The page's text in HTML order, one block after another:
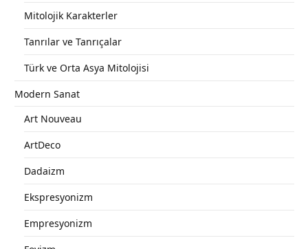
Mitolojik Karakterler
Tanrılar ve Tanrıçalar
Türk ve Orta Asya Mitolojisi
Modern Sanat
Art Nouveau
ArtDeco
Dadaizm
Ekspresyonizm
Empresyonizm